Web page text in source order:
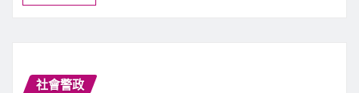
社會警政